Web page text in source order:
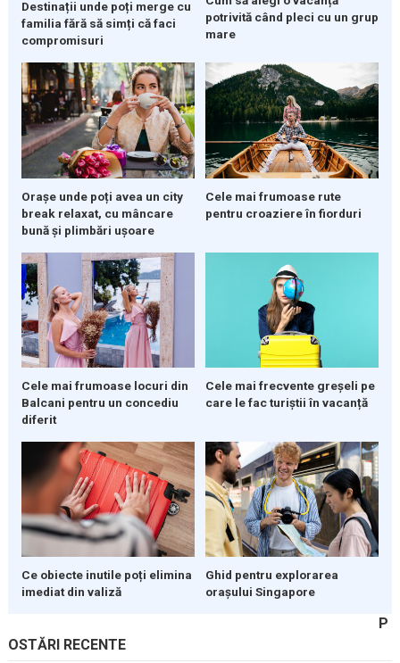
Destinații unde poți merge cu
familia fără să simți că faci
compromisuri
potrivită când pleci cu un grup
mare
Orașe unde poți avea un city
break relaxat, cu mâncare
bună și plimbări ușoare
Cele mai frumoase rute
pentru croaziere în fiorduri
Cele mai frumoase locuri din
Balcani pentru un concediu
diferit
Cele mai frecvente greșeli pe
care le fac turiștii în vacanță
Ce obiecte inutile poți elimina
imediat din valiză
Ghid pentru explorarea
orașului Singapore
P
OSTĂRI RECENTE